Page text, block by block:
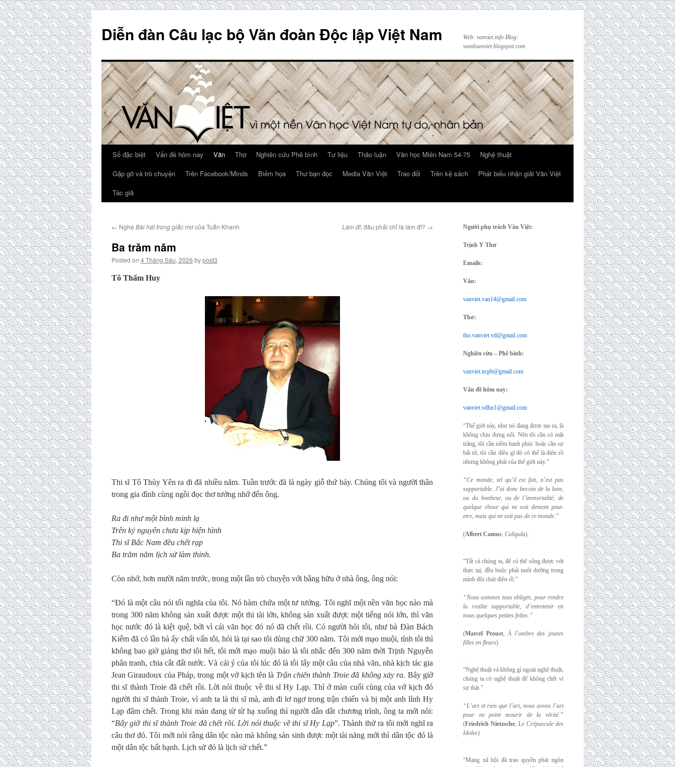
content
Diễn đàn Câu lạc bộ Văn đoàn Độc lập Việt Nam
Web: vanviet.info Blog:
vandoanviet.blogspot.com
Số đặc biệt Vấn đề hôm nay Văn Thơ Nghiên cứu Phê bình Tư liệu Thảo luận Văn học Miền Nam 54-75
Nghệ thuật
Gặp gỡ và trò chuyện
Trên Facebook/Minds Biếm họa Thư bạn đọc Media Văn Việt Trao đổi Trên kệ sách
Phát biểu nhận giải Văn Việt
Tác giả
← Nghe Bài hát trong giấc mơcủa Tuấn Khanh Làm đĩ, đâu phải chỉ là làm đĩ? →
Ba trăm năm
Posted on 4 Tháng Sáu, 2026 bypost3
Tô Thẩm Huy
Thi sĩ Tô Thùy Yên ra đi đã nhiều năm. Tuần trước đã là ngày giỗ thứ bảy. Chúng tôi và người thân
trong gia đình cùng ngồi đọc thơ tưởng nhớ đến ông.
Ra đi như một bình minh lạ
Trên kỷ nguyên chưa kịp hiện hình
Thi sĩ Bắc Nam đều chết rạp
Ba trăm năm lịch sử làm thinh.
Còn nhớ, hơn mười năm trước, trong một lần trò chuyện với bằng hữu ở nhà ông, ông nói:
“Đó là một câu nói tối nghĩa của tôi. Nó hàm chứa một tư tưởng. Tôi nghĩ một nền văn học nào mà
trong 300 năm không sản xuất được một thi tài lớn, không sản xuất được một tiếng nói lớn, thì văn
học nước đó là kiệt quệ, bởi vì cái văn học đó nó đã chết rồi. Có người hỏi tôi, như bà Đàn Bách
Kiếm đã có lần bà ấy chất vấn tôi, hỏi là tại sao tôi dùng chữ 300 năm. Tôi mới mạo muội, tính tôi thì
không bao giờ giảng thơ tôi hết, tôi mới mạo muội bảo là tôi nhắc đến 300 năm thời Trịnh Nguyễn
phân tranh, chia cắt đất nước. Và cái ý của tôi lúc đó là tôi lấy một câu của nhà văn, nhà kịch tác gia
Jean Giraudoux của Pháp, trong một vở kịch tên là Trận chiến thành Troie đã không xảy ra. Bây giờ
thi sĩ thành Troie đã chết rồi. Lời nói thuộc về thi sĩ Hy Lạp. Thì ở màn cuối cùng của vở kịch đó
người thi sĩ thành Troie, vì anh ta là thi sĩ mà, anh đi lơ ngơ trong trận chiến và bị một anh lính Hy
Lạp đâm chết. Trong khi màn đang từ từ hạ xuống thì người dẫn dắt chương trình, ông ta mới nói:
“Bây giờ thi sĩ thành Troie đã chết rồi. Lời nói thuộc về thi sĩ Hy Lạp”. Thành thử ra tôi mới nghĩ ra
câu thơ đó. Tôi mới nói rằng dân tộc nào mà không sản sinh được một tài năng mới thì dân tộc đó là
một dân tộc bất hạnh. Lịch sử đó là lịch sử chết.”
Người phụ trách Văn Việt:
Trịnh Y Thư
Emails:
Văn:
vanviet.van14@gmail.com
Thơ:
tho.vanviet.vd@gmail.com
Nghiên cứu – Phê bình:
vanviet.ncpb@gmail.com
Vấn đề hôm nay:
vanviet.vdhn1@gmail.com
“Thế giới này, như nó đang được tạo ra, là
không chịu đựng nổi. Nên tôi cần có mặt
trăng, tôi cần niềm hạnh phúc hoặc cần sự
bất tử, tôi cần điều gì đó có thể là điên rồ
nhưng không phải của thế giới này.”
“Ce monde, tel qu’il est fait, n’est pas
supportable. J’ai donc besoin de la lune,
ou du bonheur, ou de l’immortalité, de
quelque chose qui ne soit dement peut-
etre, mais qui ne soit pas de ce monde.”
(Albert Camus, Caligula).
.
“Tất cả chúng ta, để có thể sống được với
thực tại, đều buộc phải nuôi dưỡng trong
mình đôi chút điên rồ.”
“Nous sommes tous obligés, pour rendre
la realite supportable, d’entretenir en
nous quelques petites folies.”
(Marcel Proust,À l’ombre des jeunes
filles en fleurs)
.
“Nghệ thuật và không gì ngoài nghệ thuật,
chúng ta có nghệ thuật để không chết vì
sự thật.”
“L’art et rien que l’art, nous avons l’art
pour ne point mourir de la vérité.”
(Friedrich Nietzsche, Le Crépuscule des
Idoles)
.
“Mạng xã hội đã trao quyền phát ngôn